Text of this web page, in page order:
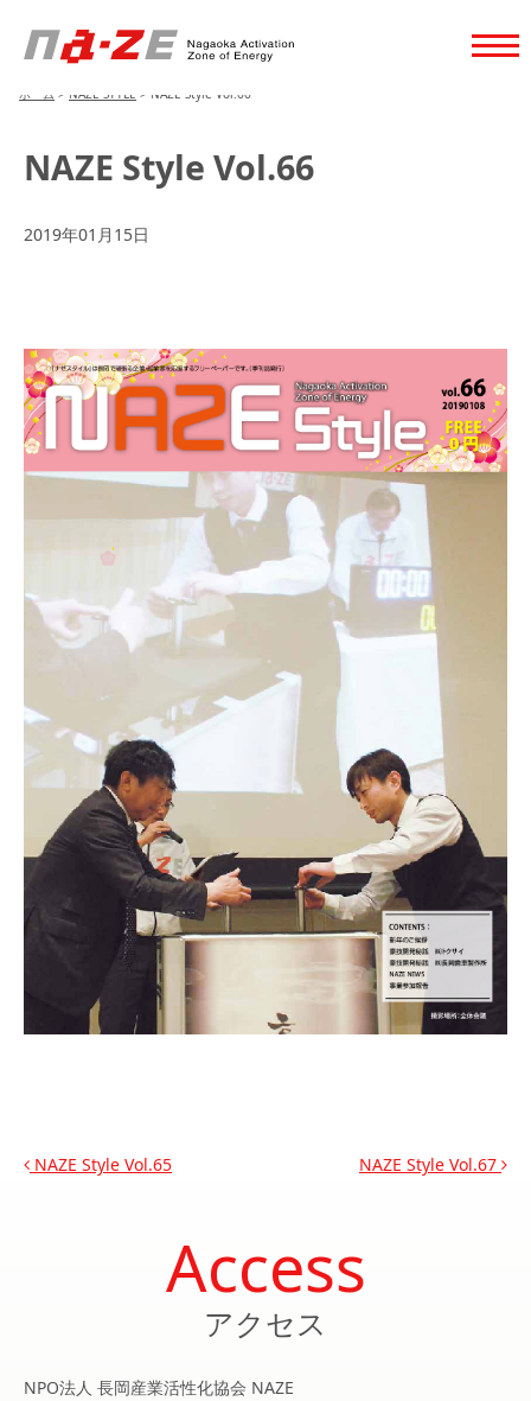
ホーム > NAZE STYLE > NAZE Style Vol.66
NAZE Style Vol.66
2019年01月15日
投稿ナビゲーション
NAZE Style Vol.65 NAZE Style Vol.67
Access
アクセス
NPO法人 長岡産業活性化協会 NAZE